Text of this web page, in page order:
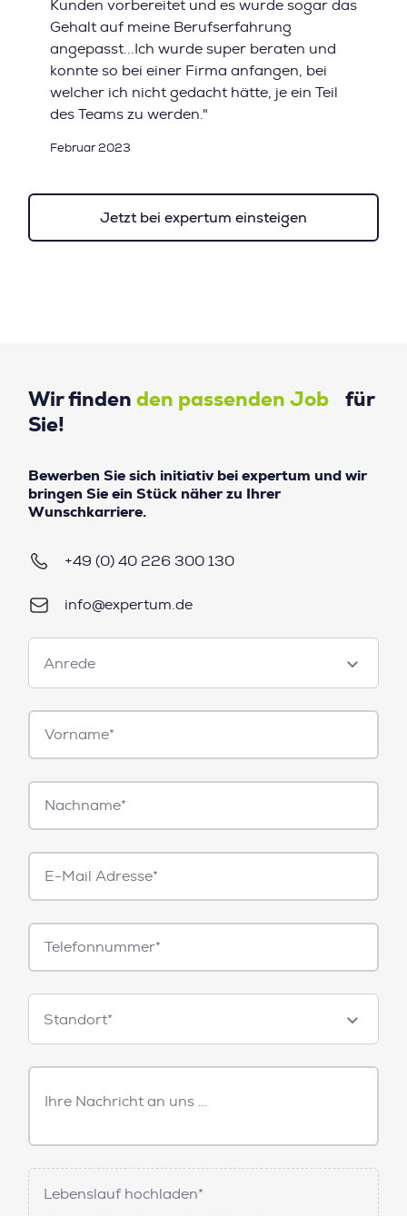
Kunden vorbereitet und es wurde sogar das
Gehalt auf meine Berufserfahrung
angepasst...Ich wurde super beraten und
konnte so bei einer Firma anfangen, bei
welcher ich nicht gedacht hätte, je ein Teil
des Teams zu werden."
Februar 2023
Jetzt bei expertum einsteigen
Wir finden den passenden Job für
Sie!
Bewerben Sie sich initiativ bei expertum und wir
bringen Sie ein Stück näher zu Ihrer
Wunschkarriere.
+49 (0) 40 226 300 130
info@expertum.de
Anrede
Anrede
Vorname*
Nachname*
E-
Mail*
Telefonnummer
Standorte
Standort*
Freitext
Nachricht
Lebenslauf hochladen*